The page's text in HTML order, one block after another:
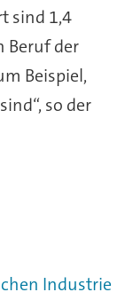
sind 1,4
Beruf der
Beispiel,
so der
Industrie